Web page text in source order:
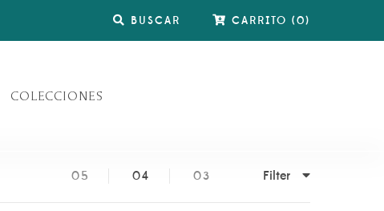
BUSCAR CARRITO (0)
COLECCIONES
05 04 03 Filter